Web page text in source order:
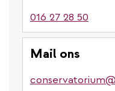
016 27 28 50
Mail ons